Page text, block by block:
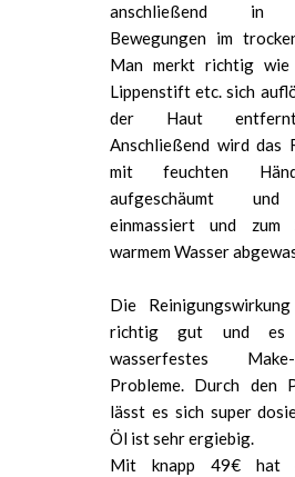
anschließend in
Bewegungen im
Man merkt richtig wie
Lippenstift etc. sich
der Haut
Anschließend wird das
mit feuchten
aufgeschäumt und
einmassiert und zum
warmem Wasser
Die
richtig gut und es
wasserfestes
Probleme. Durch den
lässt es sich super
Öl ist sehr ergiebig.
Mit knapp 49€ hat